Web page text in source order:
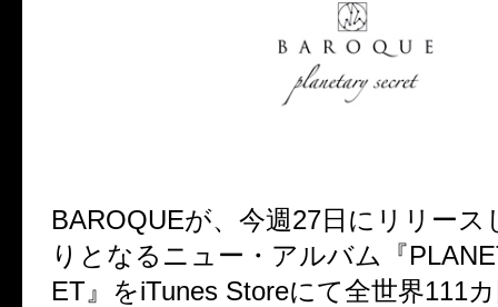
BAROQUEが、今週27日にリリース
りとなるニュー・アルバム『
ET』をiTunes Storeにて全世界111